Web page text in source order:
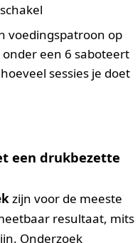
voedingspatroon op
een 6 saboteert
sessies je doet
een drukbezette
zijn voor de meeste
resultaat, mits
Onderzoek